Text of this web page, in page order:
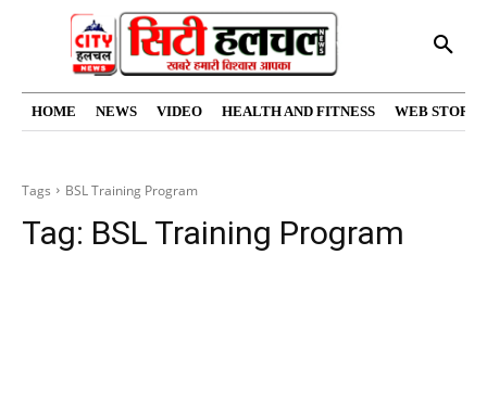
HOME NEWS VIDEO HEALTH AND FITNESS WEB
Tags BSL Training Program
Tag: BSL Training Program